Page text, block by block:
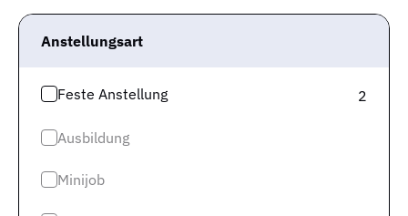
Anstellungsart
Feste Anstellung 2
Ausbildung
Minijob
Jobs in München
Jobs in Berlin
Jobs in Düsseldorf